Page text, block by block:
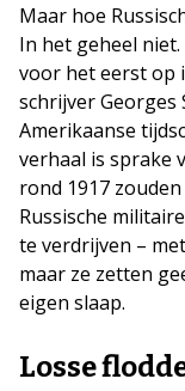
Maar hoe
In het geheel
voor het eerst op
schrijver Georges
Amerikaanse
verhaal is sprake
rond 1917
Russische
te verdrijven –
maar ze zetten
eigen slaap.
Losse